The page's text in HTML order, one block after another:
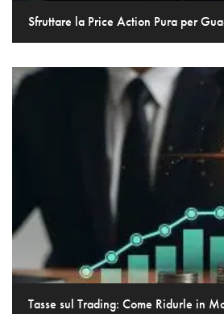
Sfruttare la Price Action Pura per
Tasse sul Trading: Come Ridurle in